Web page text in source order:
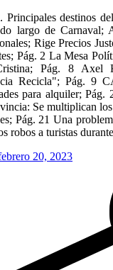
Principales destinos
largo de Carnaval;
Rige Precios
Pág. 2 La Mesa
Pág. 8 Axel
Recicla"; Pág. 9
para alquiler; Pág.
Se multiplican
Pág. 21 Una
robos a turistas
20, 2023